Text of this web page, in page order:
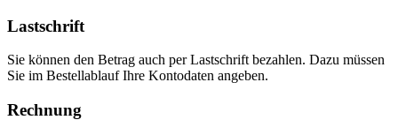
Lastschrift
Sie können den Betrag auch per Lastschrift bezahlen. Dazu müssen
Sie im Bestellablauf Ihre Kontodaten angeben.
Rechnung